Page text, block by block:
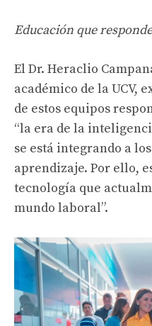
Educación que
El Dr. Heraclio
académico de la UCV,
de estos equipos
“la era de la
se está integrando a
aprendizaje. Por ello,
tecnología que
mundo laboral”.